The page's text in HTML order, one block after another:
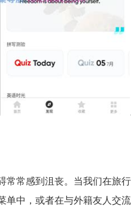
常常感到沮丧。当我们在旅行
单中，或者在与外籍友人交流